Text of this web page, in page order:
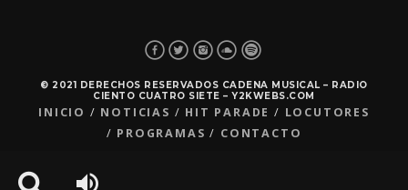
© 2021 DERECHOS RESERVADOS CADENA MUSICAL – RADIO
CIENTO CUATRO SIETE – Y2KWEBS.COM
INICIO NOTICIAS HIT PARADE
LOCUTORES
PROGRAMAS
CONTACTO